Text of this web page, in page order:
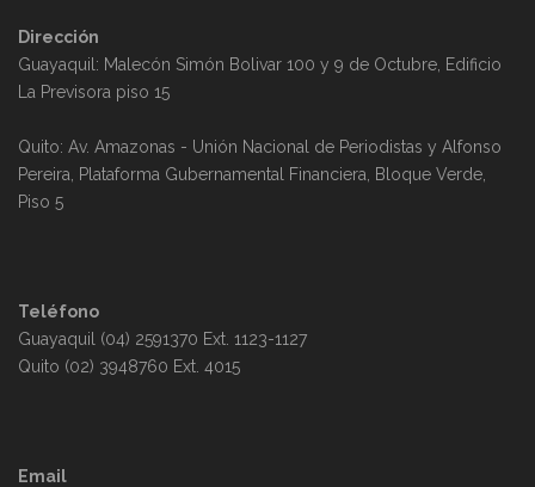
Dirección
Guayaquil: Malecón Simón Bolivar 100 y 9 de Octubre, Edificio
La Previsora piso 15
Quito: Av. Amazonas - Unión Nacional de Periodistas y Alfonso
Pereira, Plataforma Gubernamental Financiera, Bloque Verde,
Piso 5
Teléfono
Guayaquil (04) 2591370 Ext. 1123-1127
Quito (02) 3948760 Ext. 4015
Email